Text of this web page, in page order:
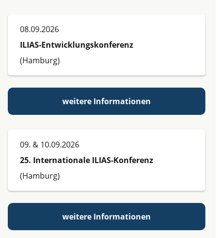
08.09.2026
ILIAS-Entwicklungskonferenz
(Hamburg)
weitere Informationen
09. & 10.09.2026
25. Internationale ILIAS-Konferenz
(Hamburg)
weitere Informationen